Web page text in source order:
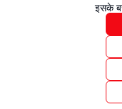
इसके